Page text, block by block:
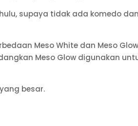
supaya tidak ada komedo
Meso White dan Meso
Meso Glow digunakan
besar.